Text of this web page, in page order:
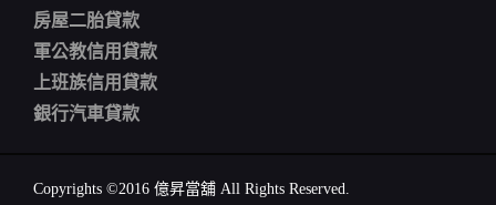
房屋二胎貸款
軍公教信用貸款
上班族信用貸款
銀行汽車貸款
Copyrights ©2016 億昇當舖 All Rights Reserved.